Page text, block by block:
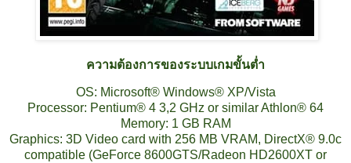
ความต้องการของระบบเกมขั้นต่ำ
OS: Microsoft® Windows® XP/Vista
Processor: Pentium® 4 3,2 GHz or similar Athlon® 64
Memory: 1 GB RAM
Graphics: 3D Video card with 256 MB VRAM, DirectX® 9.0c
compatible (GeForce 8600GTS/Radeon HD2600XT or